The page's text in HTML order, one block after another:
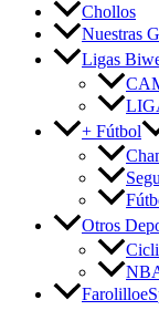
Chollos
Nuestras
Ligas
+ Fútbol
Otros